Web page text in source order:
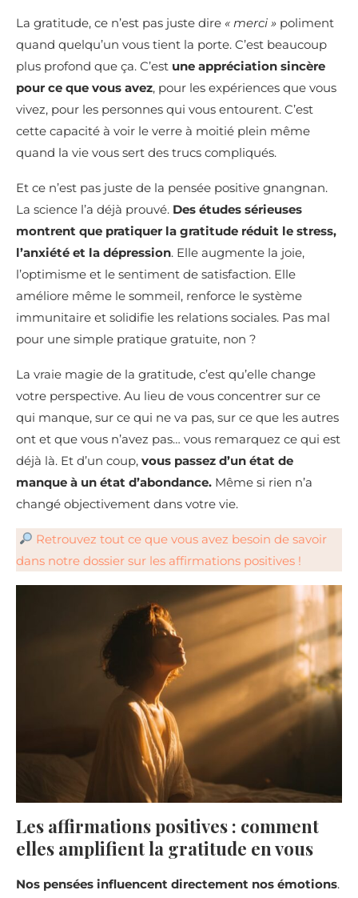
La gratitude, ce n’est pas juste dire « merci » poliment
quand quelqu’un vous tient la porte. C’est beaucoup
plus profond que ça. C’est une appréciation sincère
pour ce que vous avez, pour les expériences que vous
vivez, pour les personnes qui vous entourent. C’est
cette capacité à voir le verre à moitié plein même
quand la vie vous sert des trucs compliqués.
Et ce n’est pas juste de la pensée positive gnangnan.
La science l’a déjà prouvé. Des études sérieuses
montrent que pratiquer la gratitude réduit le stress,
l’anxiété et la dépression. Elle augmente la joie,
l’optimisme et le sentiment de satisfaction. Elle
améliore même le sommeil, renforce le système
immunitaire et solidifie les relations sociales. Pas mal
pour une simple pratique gratuite, non ?
La vraie magie de la gratitude, c’est qu’elle change
votre perspective. Au lieu de vous concentrer sur ce
qui manque, sur ce qui ne va pas, sur ce que les autres
ont et que vous n’avez pas… vous remarquez ce qui est
déjà là. Et d’un coup, vous passez d’un état de
manque à un état d’abondance. Même si rien n’a
changé objectivement dans votre vie.
Retrouvez tout ce que vous avez besoin de savoir
dans notre dossier sur les affirmations positives !
Les affirmations positives : comment
elles amplifient la gratitude en vous
Nos pensées influencent directement nos émotions.